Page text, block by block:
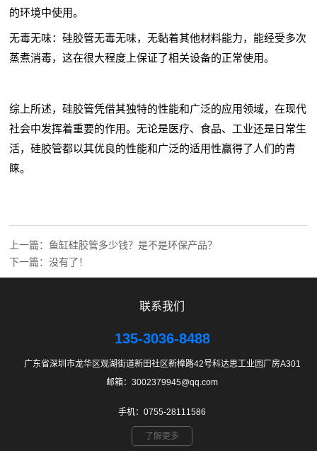
的环境中使用。
无毒无味：硅胶管无毒无味，无黏着其他材料能力，能经受多次
蒸煮消毒，这在很大程度上保证了相关设备的正常使用。
综上所述，硅胶管凭借其独特的性能和广泛的应用领域，在现代
社会中发挥着重要的作用。无论是医疗、食品、工业还是日常生
活，硅胶管都以其优良的性能和广泛的适用性赢得了人们的青
睐。
上一篇： 鱼缸硅胶管多少钱？是不是环保产品？
下一篇：没有了！
联系我们
135-3036-8488
广东省深圳市龙华区观湖街道新田社区新樟路42号科达思工业园厂房A301
邮箱：3002379945@qq.com
手机：0755-28111586
了解更多